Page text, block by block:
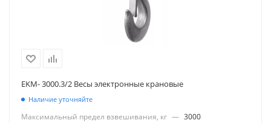
EKM- 3000.3/2 Весы электронные крановые
Наличие уточняйте
Максимальный предел взвешивания, кг — 3000